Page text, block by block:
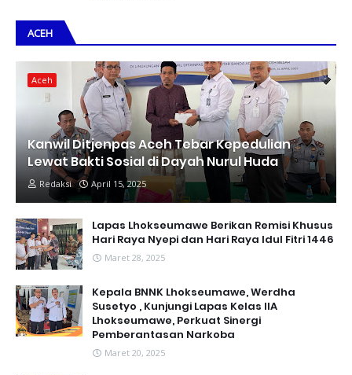
ACEH
Aceh
Kanwil Ditjenpas Aceh Tebar Kepedulian
Lewat Bakti Sosial di Dayah Nurul Huda
Redaksi April 15, 2025
Lapas Lhokseumawe Berikan Remisi Khusus
Hari Raya Nyepi dan Hari Raya Idul Fitri 1446
Maret 28, 2025
Kepala BNNK Lhokseumawe, Werdha
Susetyo , Kunjungi Lapas Kelas IIA
Lhokseumawe, Perkuat Sinergi
Pemberantasan Narkoba
Maret 20, 2025